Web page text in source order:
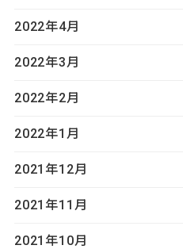
2022年4月
2022年3月
2022年2月
2022年1月
2021年12月
2021年11月
2021年10月